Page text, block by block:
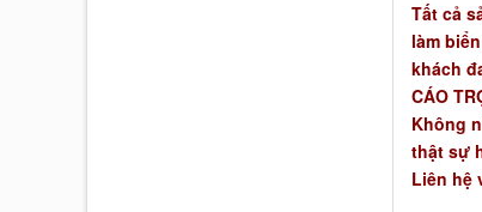
Tất cả
làm
khách
CÁO
Không
thật sự
Liên hệ